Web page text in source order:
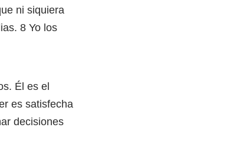
ni siquiera
8 Yo los
Él es el
es satisfecha
decisiones